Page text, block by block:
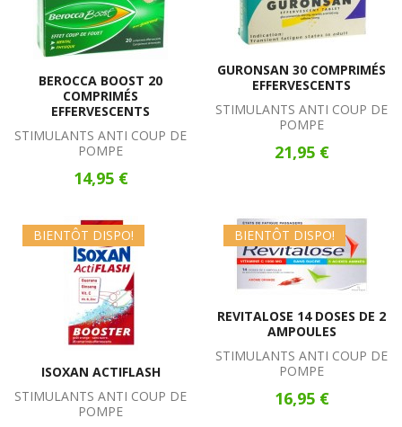
BEROCCA BOOST 20
COMPRIMÉS
EFFERVESCENTS
STIMULANTS ANTI COUP DE
POMPE
14,95 €
GURONSAN 30 COMPRIMÉS
EFFERVESCENTS
STIMULANTS ANTI COUP DE
POMPE
21,95 €
BIENTÔT DISPO!
ISOXAN ACTIFLASH
STIMULANTS ANTI COUP DE
POMPE
BIENTÔT DISPO!
REVITALOSE 14 DOSES DE 2
AMPOULES
STIMULANTS ANTI COUP DE
POMPE
16,95 €